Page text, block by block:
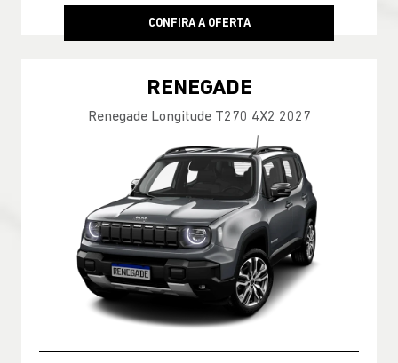
CONFIRA A OFERTA
RENEGADE
Renegade Longitude T270 4X2 2027